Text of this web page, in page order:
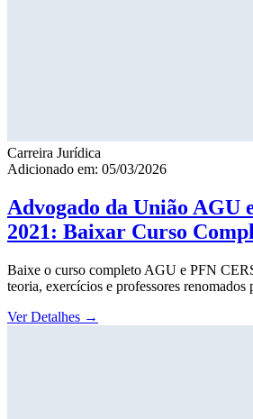
Carreira Jurídica
Adicionado em: 05/03/2026
Advogado da União AGU
2021: Baixar Curso
Baixe o curso completo AGU e PFN
teoria, exercícios e professores renomados
Ver Detalhes →